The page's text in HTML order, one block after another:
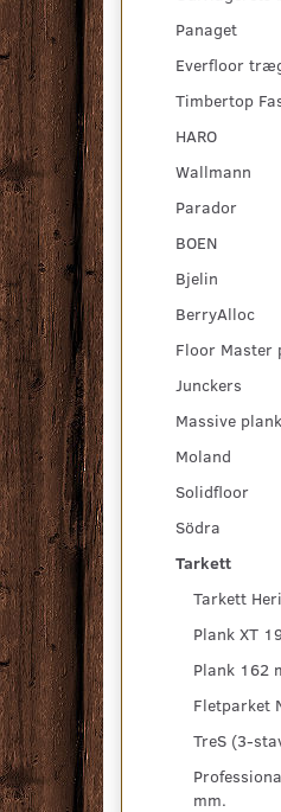
Panaget
Everfloor
Timbertop
HARO
Wallmann
Parador
BOEN
Bjelin
BerryAlloc
Floor Master
Junckers
Massive
Moland
Solidfloor
Södra
Tarkett
Tarkett
Plank XT
Plank 162
Fletparket
TreS (3-
mm.